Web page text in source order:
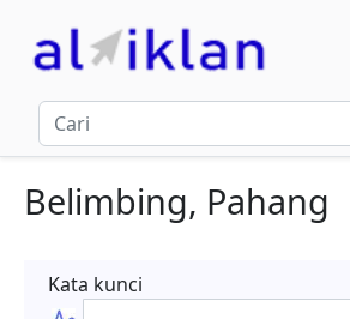
Belimbing, Pahang
Kata kunci